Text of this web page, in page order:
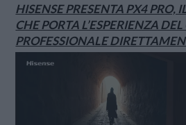
HISENSE PRESENTA PX4 PRO,
CHE PORTA L’ESPERIENZA
PROFESSIONALE